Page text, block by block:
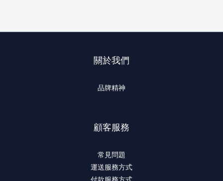
關於我們
品牌精神
顧客服務
常見問題
運送服務方式